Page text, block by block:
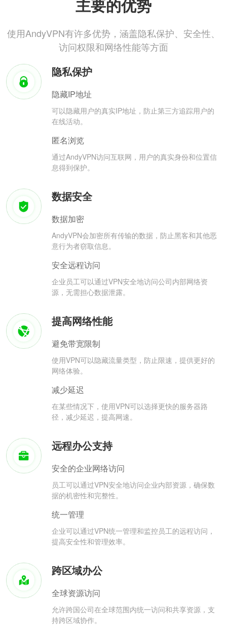
主要的优势
使用AndyVPN有许多优势，涵盖隐私保护、安全性、
访问权限和网络性能等方面
隐私保护
隐藏IP地址
可以隐藏用户的真实IP地址，防止第三方追踪用户的
在线活动。
匿名浏览
通过AndyVPN访问互联网，用户的真实身份和位置信
息得到保护。
数据安全
数据加密
AndyVPN会加密所有传输的数据，防止黑客和其他恶
意行为者窃取信息。
安全远程访问
企业员工可以通过VPN安全地访问公司内部网络资
源，无需担心数据泄露。
提高网络性能
避免带宽限制
使用VPN可以隐藏流量类型，防止限速，提供更好的
网络体验。
减少延迟
在某些情况下，使用VPN可以选择更快的服务器路
径，减少延迟，提高网速。
远程办公支持
安全的企业网络访问
员工可以通过VPN安全地访问企业内部资源，确保数
据的机密性和完整性。
统一管理
企业可以通过VPN统一管理和监控员工的远程访问，
提高安全性和管理效率。
跨区域办公
全球资源访问
允许跨国公司在全球范围内统一访问和共享资源，支
持跨区域协作。